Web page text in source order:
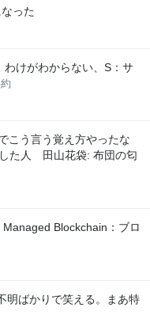
った
わけがわからない、S：サ
こう言う覚え方やったな
た人 田山花袋: 布団の匂
Blockchain：ブロ
明ばかりで笑える。まあ特